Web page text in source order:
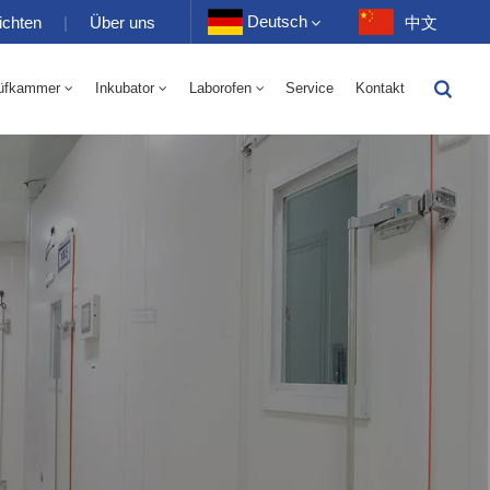
| Über uns Deutsch
Français
Português
中文
Inkubator Laborofen Service Kontakt